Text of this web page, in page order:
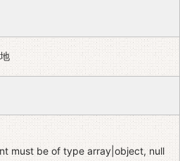
must be of type array|object, null